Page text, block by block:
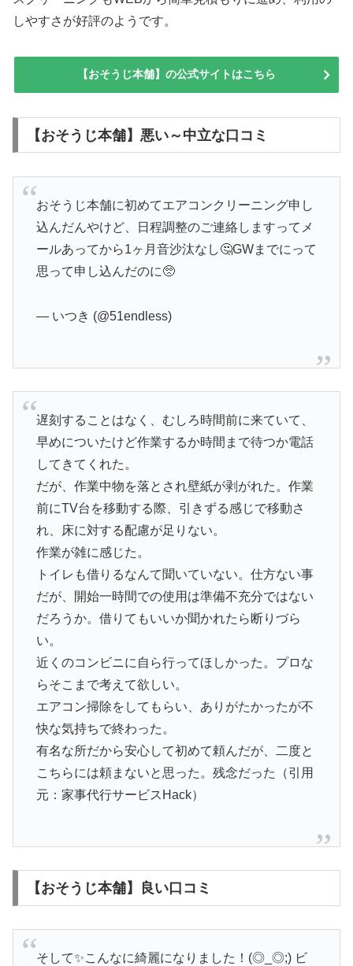
しやすさが好評のようです。
【おそうじ本舗】の公式サイトはこちら
【おそうじ本舗】悪い～中立な口コミ
おそうじ本舗に初めてエアコンクリーニング申し
込んだんやけど、日程調整のご連絡しますってメ
ールあってから1ヶ月音沙汰なし🤔GWまでにって
思って申し込んだのに🥺
— いつき (@51endless)
遅刻することはなく、むしろ時間前に来ていて、
早めについたけど作業するか時間まで待つか電話
してきてくれた。
だが、作業中物を落とされ壁紙が剥がれた。作業
前にTV台を移動する際、引きずる感じで移動さ
れ、床に対する配慮が足りない。
作業が雑に感じた。
トイレも借りるなんて聞いていない。仕方ない事
だが、開始一時間での使用は準備不充分ではない
だろうか。借りてもいいか聞かれたら断りづら
い。
近くのコンビニに自ら行ってほしかった。プロな
らそこまで考えて欲しい。
エアコン掃除をしてもらい、ありがたかったが不
快な気持ちで終わった。
有名な所だから安心して初めて頼んだが、二度と
こちらには頼まないと思った。残念だった（引用
元：家事代行サービスHack）
【おそうじ本舗】良い口コミ
そして✨こんなに綺麗になりました！(◎_◎;) ビ